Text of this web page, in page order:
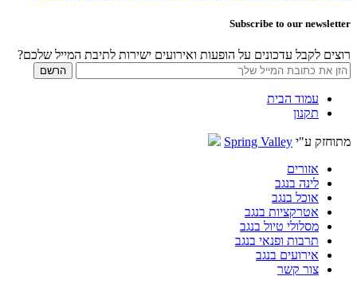
Subscribe to our newsletter
רוצים לקבל עדכונים על הופעות ואירועים ישירות לתיבת המייל שלכם?
עמוד הבית
תקנון
מתוחזק ע"י Spring Valley
אזורים
לינה בנגב
אוכל בנגב
אטרקציות בנגב
מסלולי טיול בנגב
תרבות ופנאי בנגב
אירועים בנגב
צור קשר